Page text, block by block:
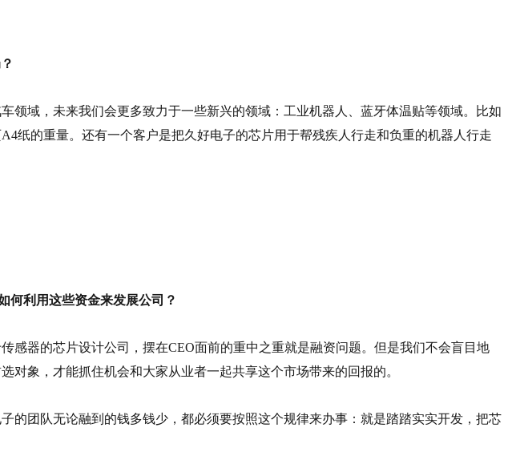
域，未来我们会更多致力于一些新兴的领域：工业机器人、蓝牙体温贴等领域。比如
纸的重量。还有一个客户是把久好电子的芯片用于帮残疾人行走和负重的机器人行走
何利用这些资金来发展公司？
器的芯片设计公司，摆在CEO面前的重中之重就是融资问题。但是我们不会盲目地
象，才能抓住机会和大家从业者一起共享这个市场带来的回报的。
的团队无论融到的钱多钱少，都必须要按照这个规律来办事：就是踏踏实实开发，把芯